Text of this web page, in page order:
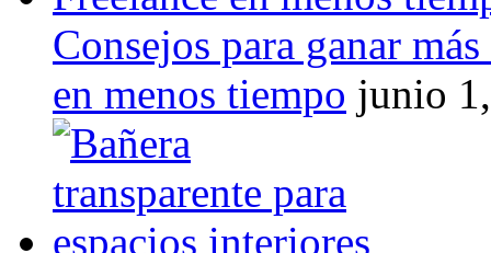
Consejos para ganar
en menos tiempo junio